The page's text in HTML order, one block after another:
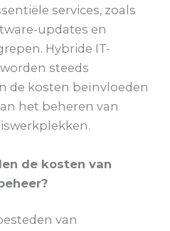
services, zoals
updates en
Hybride IT-
steeds
de kosten beïnvloeden
het beheren van
de kosten van
van